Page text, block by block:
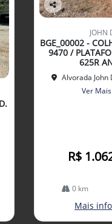
Co
arti
lhe
JOHN
BGE_00002 -
9470 /
625R
Alvorada John
Ver
R$
0 km
Mais